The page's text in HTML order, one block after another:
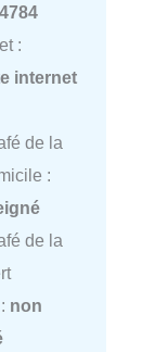
:
internet
de la
:
de la
non